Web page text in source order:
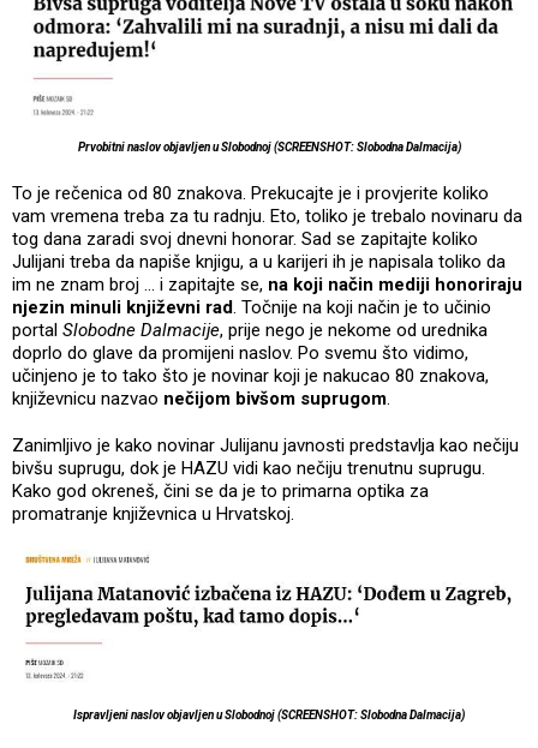
Prvobitni naslov objavljen u Slobodnoj (SCREENSHOT: Slobodna Dalmacija)
To je rečenica od 80 znakova. Prekucajte je i provjerite koliko
vam vremena treba za tu radnju. Eto, toliko je trebalo novinaru da
tog dana zaradi svoj dnevni honorar. Sad se zapitajte koliko
Julijani treba da napiše knjigu, a u karijeri ih je napisala toliko da
im ne znam broj ... i zapitajte se, na koji način mediji honoriraju
njezin minuli književni rad . Točnije na koji način je to učinio
portal Slobodne Dalmacije, prije nego je nekome od urednika
doprlo do glave da promijeni naslov. Po svemu što vidimo,
učinjeno je to tako što je novinar koji je nakucao 80 znakova,
književnicu nazvao nečijom bivšom suprugom
Zanimljivo je kako novinar Julijanu javnosti predstavlja kao nečiju
bivšu suprugu, dok je HAZU vidi kao nečiju trenutnu suprugu.
Kako god okreneš, čini se da je to primarna optika za
promatranje književnica u Hrvatskoj.
Ispravljeni naslov objavljen u Slobodnoj (SCREENSHOT: Slobodna Dalmacija)